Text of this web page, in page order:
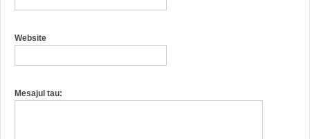
Website
Mesajul tau: